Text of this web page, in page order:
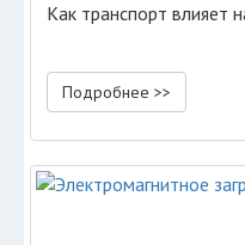
Как транспорт влияет
Подробнее >>